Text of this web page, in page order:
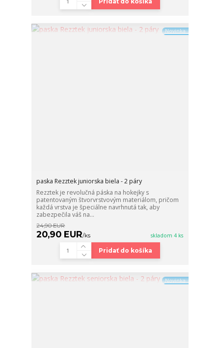
Novinka
paska Rezztek juniorska biela - 2 páry
Rezztek je revolučná páska na hokejky s
patentovaným štvorvrstvovým materiálom, pričom
každá vrstva je špeciálne navrhnutá tak, aby
zabezpečila váš na...
24,90 EUR
20,90 EUR/ks skladom 4 ks
Pridať do košíka
Novinka